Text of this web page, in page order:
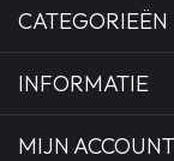
CATEGORIEËN
INFORMATIE
MIJN ACCOUNT